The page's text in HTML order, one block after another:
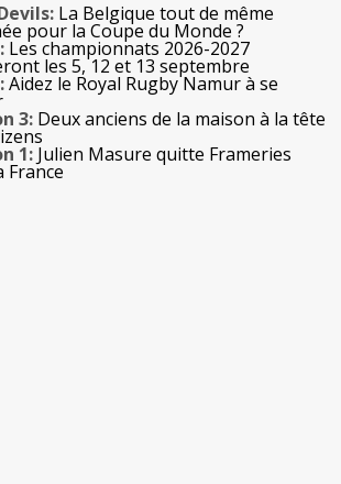
La Belgique tout de même
pour la Coupe du Monde ?
Les championnats 2026-2027
les 5, 12 et 13 septembre
Aidez le Royal Rugby Namur à se
3: Deux anciens de la maison à la tête
1: Julien Masure quitte Frameries
France